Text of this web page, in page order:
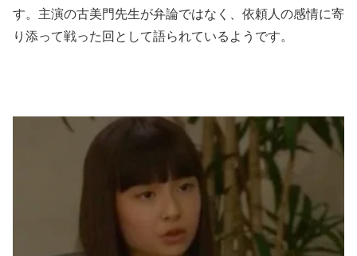
す。主演の古美門先生が弁論ではなく、依頼人の感情に寄
り添って戦った回として語られているようです。